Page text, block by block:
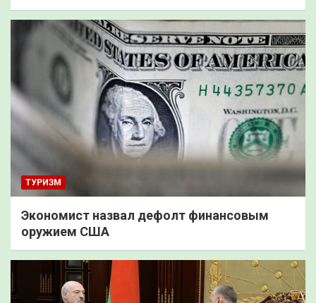
ТУРИЗМ
Экономист назвал дефолт финансовым
оружием США